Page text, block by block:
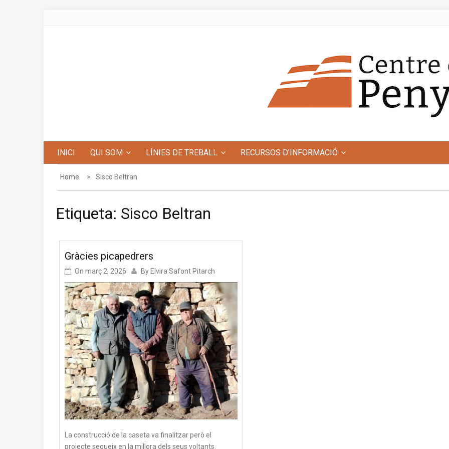
INICI QUI SOM LÍNIES DE TREBALL RECURSOS D’INFORMACIÓ
Home Sisco Beltran
Etiqueta: Sisco Beltran
Gràcies picapedrers
On març 2, 2026 By Elvira Safont Pitarch
La construcció de la caseta va finalitzar però el
projecte segueix en la millora dels seus voltants.